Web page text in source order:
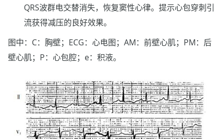
QRS波群电交替消失，恢复窦性心律。提示心包穿刺引
流获得减压的良好效果。
图中：C：胸壁；ECG：心电图；AM：前壁心肌；PM：后
壁心肌；P：心包腔；e：积液。